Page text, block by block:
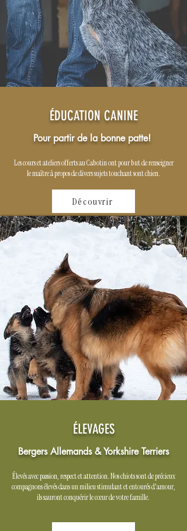
ÉDUCATION CANINE
Pour partir de la bonne patte!
Les cours et ateliers offerts au Cabotin ont pour but de renseigner
le maître à propos de divers sujets touchant sont chien.
ÉLEVAGES
Bergers Allemands & Yorkshire Terriers
Élevés avec passion, respect et attention. Nos chiots sont de précieux
compagnons élevés dans un milieu stimulant et entourés d'amour,
ils sauront conquérir le cœur de votre famille.
Découvrir